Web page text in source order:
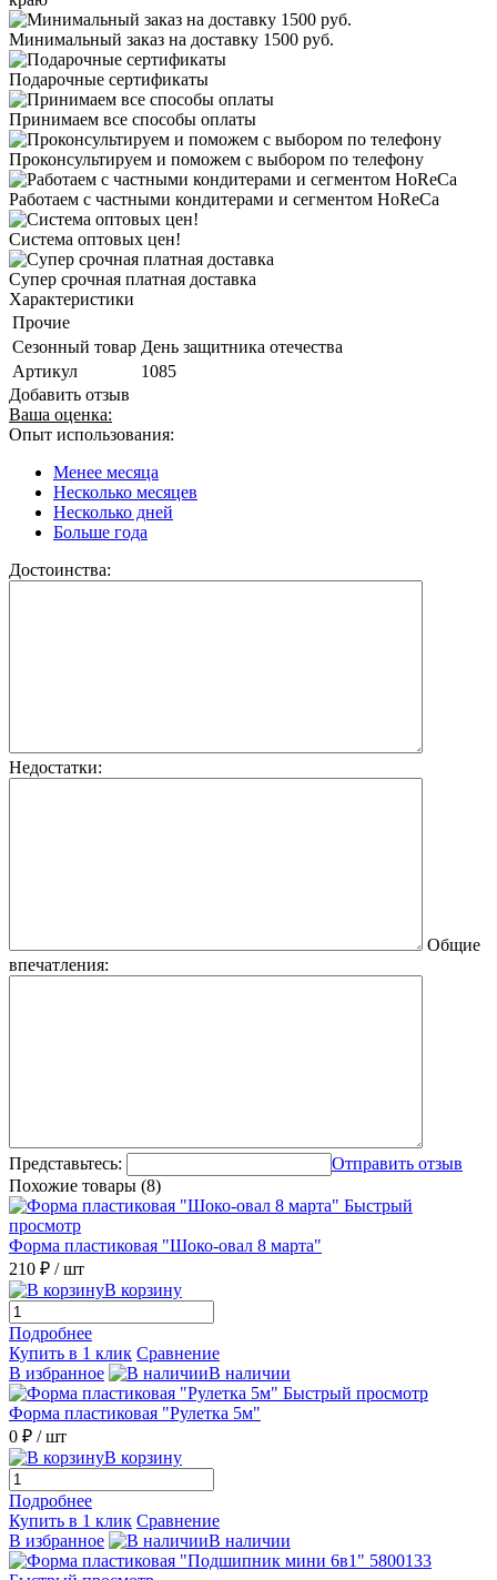
Минимальный заказ на доставку 1500 руб.
Подарочные сертификаты
Принимаем все способы оплаты
Проконсультируем и поможем с выбором по телефону
Работаем с частными кондитерами и сегментом HoReCa
Система оптовых цен!
Супер срочная платная доставка
Характеристики
Прочие
Сезонный товар День защитника отечества
Артикул
1085
Добавить отзыв
Ваша оценка:
Опыт использования:
Менее месяца
Несколько месяцев
Несколько дней
Больше года
Достоинства:
Недостатки:
Общие
впечатления:
Представьтесь:
Отправить отзыв
Похожие товары (8)
Быстрый
просмотр
Форма пластиковая "Шоко-овал 8 марта"
210 ₽ / шт
В корзину
Подробнее
Купить в 1 клик Сравнение
В избранное
В наличии
Быстрый просмотр
Форма пластиковая "Рулетка 5м"
0 ₽ / шт
В корзину
Подробнее
Купить в 1 клик Сравнение
В избранное
В наличии